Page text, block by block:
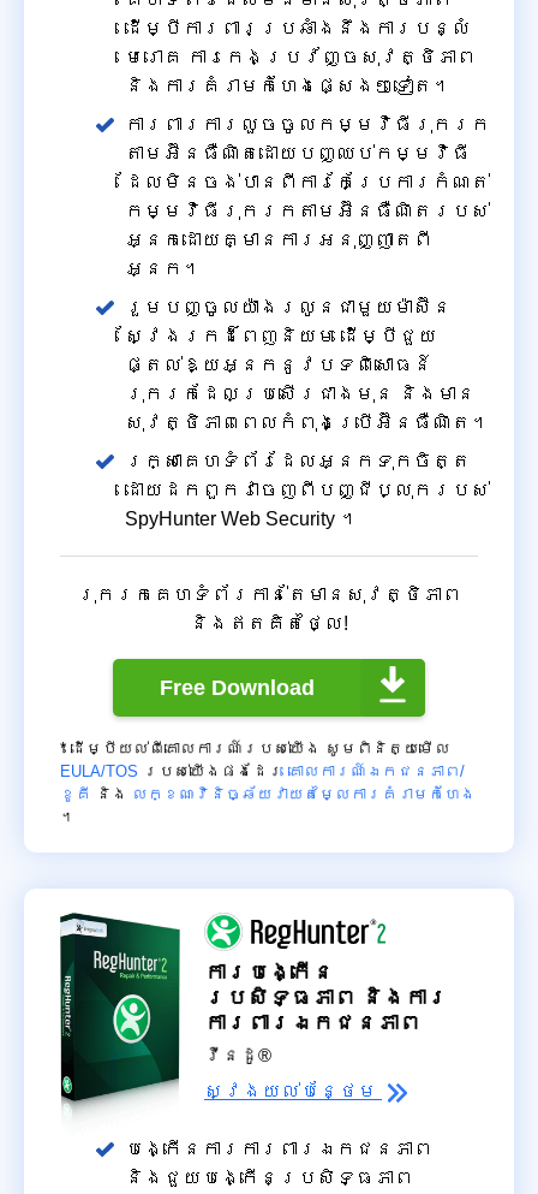
ដើម្បីការពារប្រឆាំងនឹងការបន្លំ
មេរោគ ការកេងប្រវ័ញ្ចសុវត្ថិភាព
និងការគំរាមកំហែងផ្សេងៗទៀត។
ការពារការលួចចូលកម្មវិធីរុករក
តាមអ៊ីនធឺណិតដោយបញ្ឈប់កម្មវិធី
ដែលមិនចង់បានពីការកែប្រែការកំណត់
កម្មវិធីរុករកតាមអ៊ីនធឺណិតរបស់
អ្នកដោយគ្មានការអនុញ្ញាតពី
អ្នក។
រួមបញ្ចូលយ៉ាងរលូនជាមួយម៉ាស៊ីន
ស្វែងរកដ៏ពេញនិយម ដើម្បីជួយ
ផ្តល់ឱ្យអ្នកនូវបទពិសោធន៍
រុករកដែលប្រសើរជាងមុន និងមាន
សុវត្ថិភាពពេលកំពុងប្រើអ៊ីនធឺណិត។
រក្សាគេហទំព័រដែលអ្នកទុកចិត្ត
ដោយដកពួកវាចេញពីបញ្ជីប្លុករបស់
SpyHunter Web Security ។
រុករកគេហទំព័រកាន់តែមានសុវត្ថិភាព
និងឥតគិតថ្លៃ!
Free Download
* ដើម្បីយល់ពីគោលការណ៍របស់យើង សូមពិនិត្យមើល
EULA/TOS របស់យើងផងដែរ គោលការណ៍ឯកជនភាព/
ខូគី
និង
លក្ខណៈវិនិច្ឆ័យវាយតម្លៃការគំរាមកំហែង
។
ការបង្កើន
ប្រសិទ្ធភាព និងការ
ការពារឯកជនភាព
វីនដូ®
ស្វែង​យល់​បន្ថែម
បង្កើនការការពារឯកជនភាព
និងជួយបង្កើនប្រសិទ្ធភាព